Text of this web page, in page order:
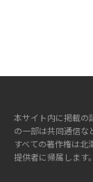
本サイト内に掲載の
の一部は共同通信な
すべての著作権は北
提供者に帰属します。